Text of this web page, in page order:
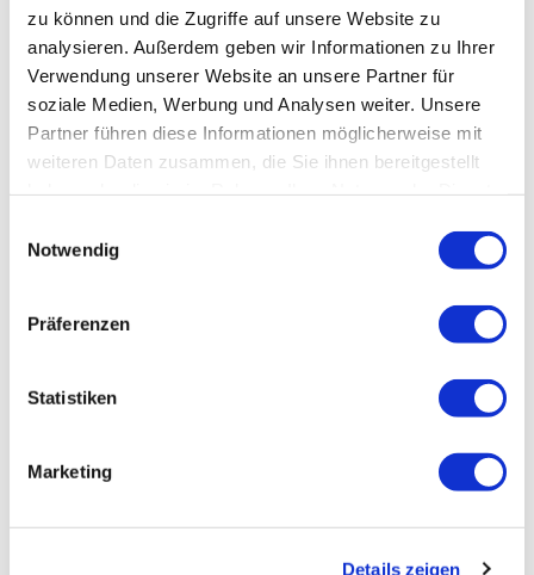
zu können und die Zugriffe auf unsere Website zu
analysieren. Außerdem geben wir Informationen zu Ihrer
Verwendung unserer Website an unsere Partner für
soziale Medien, Werbung und Analysen weiter. Unsere
Partner führen diese Informationen möglicherweise mit
weiteren Daten zusammen, die Sie ihnen bereitgestellt
Notwendig
Präferenzen
Statistiken
Marketing
Details zeigen
Parken
Öffentliche Verkehrsmittel
Literatur
Karten
Weitere Informationen
Wegbelag